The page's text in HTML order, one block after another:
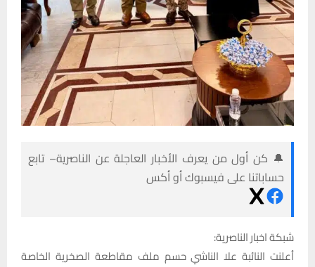
🔔 كن أول من يعرف الأخبار العاجلة عن الناصرية– تابع
حساباتنا على فيسبوك أو أكس
شبكة اخبار الناصرية:
أعلنت النائبة علا الناشي حسم ملف مقاطعة الصخرية الخاصة